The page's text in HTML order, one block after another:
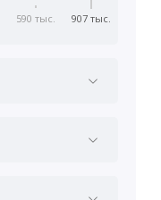
590 тыс. 907 тыс.